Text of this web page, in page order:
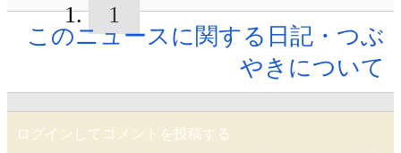
1
このニュースに関する日記・つぶ
やきについて
ログインしてコメントを投稿する